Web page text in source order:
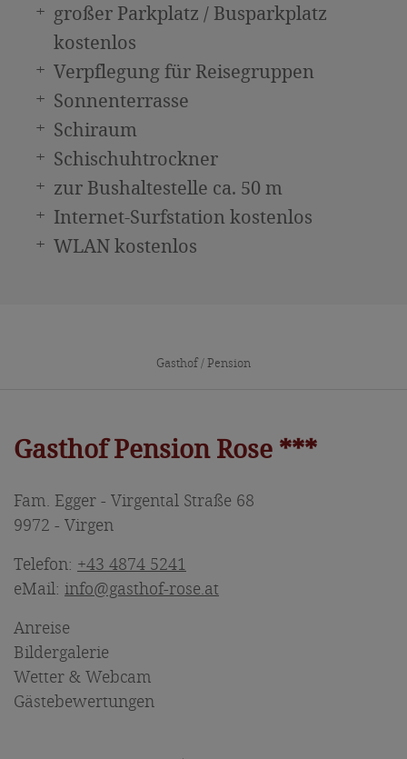
großer Parkplatz / Busparkplatz
kostenlos
Verpflegung für Reisegruppen
Sonnenterrasse
Schiraum
Schischuhtrockner
zur Bushaltestelle ca. 50 m
Internet-Surfstation kostenlos
WLAN kostenlos
Gasthof / Pension
Gasthof Pension Rose ***
Fam. Egger - Virgental Straße 68
9972 - Virgen
Telefon: +43 4874 5241
eMail: info@gasthof-rose.at
Anreise
Bildergalerie
Wetter & Webcam
Gästebewertungen